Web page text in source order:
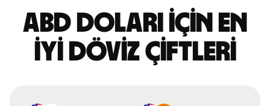
ABD doları için en
iyi döviz çiftleri